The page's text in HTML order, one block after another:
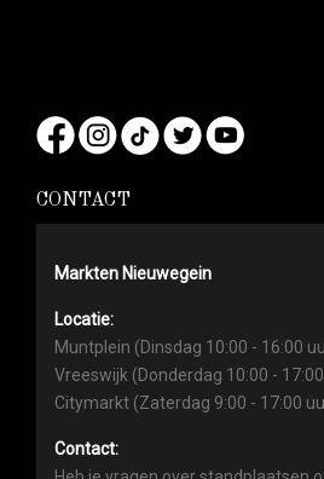
CONTACT
Markten Nieuwegein
Locatie:
Muntplein (Dinsdag 10:00 - 16:00
Vreeswijk (Donderdag 10:00 -
Citymarkt (Zaterdag 9:00 - 17:00
Contact: